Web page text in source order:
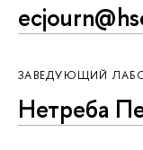
ЗАВЕДУЮЩИЙ
Нетреба